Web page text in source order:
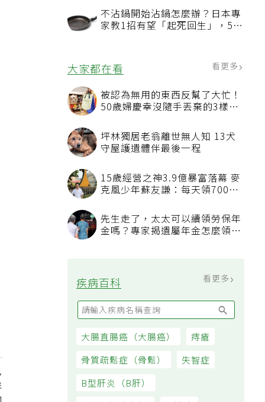
不沾鍋開始沾鍋怎麼辦？日本專
家教1招有望「起死回生」，5情
大家都在看
被認為無用的東西反幫了大忙！
50歲婦慶幸沒隨手丟棄的3樣物
坪林獨居老翁離世無人知 13犬
守屋護遺體伴最後一程
15歲經營之神3.9億暴富落幕 麥
克風少年蘇友謙：每天領700元
過日子
先生走了，太太可以續領勞保年
疾病百科